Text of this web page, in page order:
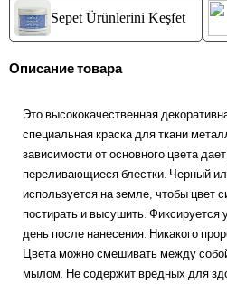
Sepet Ürünlerini Keşfet
Описание товара
Это высококачественная
специальная краска для ткани
зависимости от основного цвета
переливающиеся блестки. Черный
используется на земле, чтобы цвет
постирать и высушить. Фиксируется
день после нанесения. Никакого
Цвета можно смешивать между
мылом. Не содержит вредных для